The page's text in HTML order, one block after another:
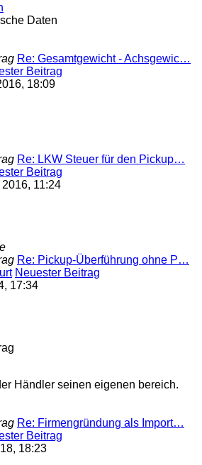
Daten
Re: Gesamtgewicht - Achsgewic…
Beitrag
18:09
Re: LKW Steuer für den Pickup…
Beitrag
11:24
Re: Pickup-Überführung ohne P…
Neuester Beitrag
17:34
Händler seinen eigenen bereich.
Re: Firmengründung als Import…
Beitrag
18:23